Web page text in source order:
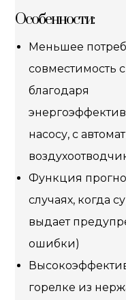
Особенности:
Меньшее
совместимость
благодаря
насосу, с
Функция
случаях, когда
выдает
ошибки)
горелке из